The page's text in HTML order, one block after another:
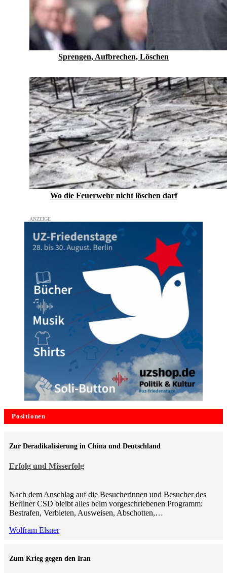
Sprengen, Aufbrechen, Löschen
Wo die Feuerwehr nicht löschen darf
Positionen
Erfolg und Misserfolg
Zur Deradikalisierung in China und Deutschland
Nach dem Anschlag auf die Besucherinnen und Besucher des
Berliner CSD bleibt alles beim vorgeschriebenen Programm:
Bestrafen, Verbieten, Ausweisen, Abschotten,…
Wolfram Elsner
Zum Krieg gegen den Iran